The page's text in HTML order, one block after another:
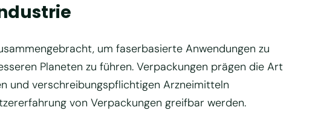
um faserbasierte Anwendungen zu
Planeten zu führen. Verpackungen prägen die Art
und verschreibungspflichtigen Arzneimitteln
von Verpackungen greifbar werden.